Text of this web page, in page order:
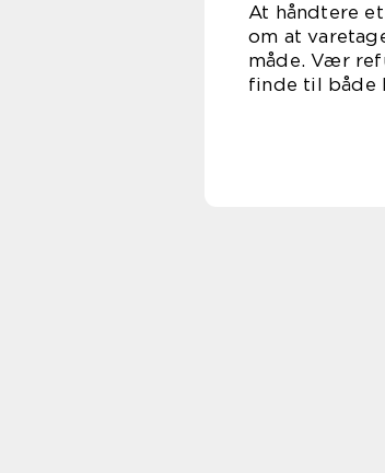
At håndtere
om at
måde. Vær
finde til både